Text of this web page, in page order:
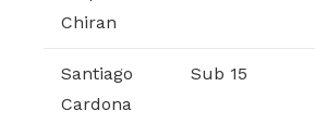
Chiran
Santiago
Cardona
Sub 15